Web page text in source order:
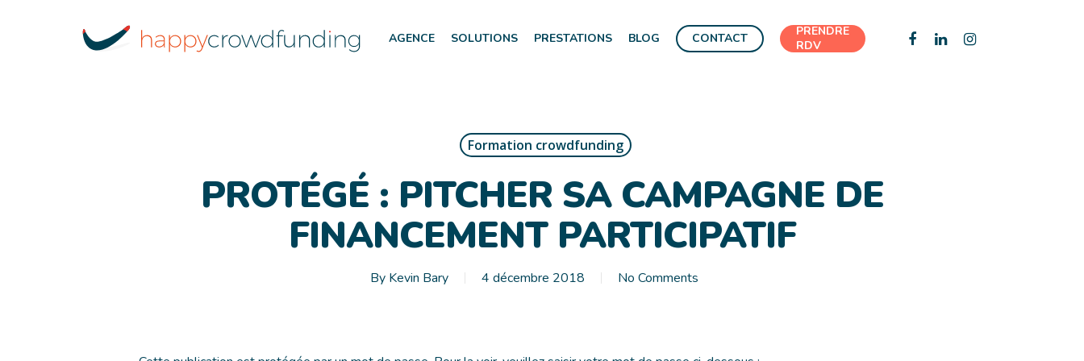
AGENCE SOLUTIONS PRESTATIONS BLOG CONTACT
PRENDRE
RDV
FACEBOOKLINKEDININSTAGRAM
Formation crowdfunding
PROTÉGÉ : PITCHER SA CAMPAGNE DE
FINANCEMENT PARTICIPATIF
By Kevin Bary 4 décembre 2018 No Comments